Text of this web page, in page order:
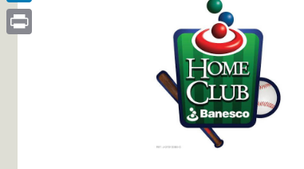
LinkedIn